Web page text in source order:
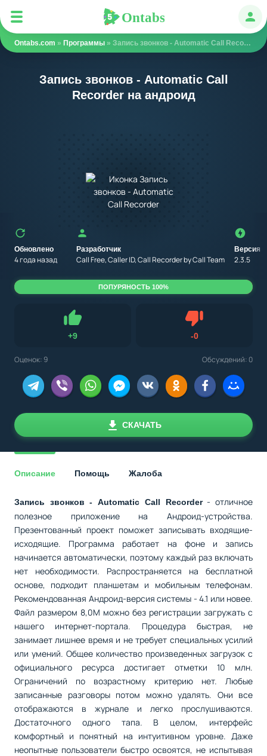
Ontabs
Ontabs.com » Программы » Запись звонков - Automatic Call Recorder
Запись звонков - Automatic Call
Recorder на андроид
Обновлено
4 года назад
Разработчик
Call Free, Caller ID, Call Recorder by Call Team
Версия
2.3.5
+9
Нравится
-0Не нравится
Оценок: 9 Обсуждений: 0
ПОПУРЯНОСТЬ 100%
СКАЧАТЬ
Описание Помощь Жалоба
Запись звонков - Automatic Call Recorder- отличное
полезное приложение на Андроид-устройства.
Презентованный проект поможет записывать входящие-
исходящие. Программа работает на фоне и запись
начинается автоматически, поэтому каждый раз включать
нет необходимости. Распространяется на бесплатной
основе, подходит планшетам и мобильным телефонам.
Рекомендованная Андроид-версия системы - 4.1 или новее.
Файл размером 8,0M можно без регистрации загружать с
нашего интернет-портала. Процедура быстрая, не
занимает лишнее время и не требует специальных усилий
или умений. Общее количество произведенных загрузок с
официального ресурса достигает отметки 10 млн.
Ограничений по возрастному критерию нет. Любые
записанные разговоры потом можно удалять. Они все
отображаются в журнале и легко прослушиваются.
Достаточного одного тапа. В целом, интерфейс
комфортный и понятный на интуитивном уровне. Даже
неопытные пользователи быстро освоятся, не испытывая